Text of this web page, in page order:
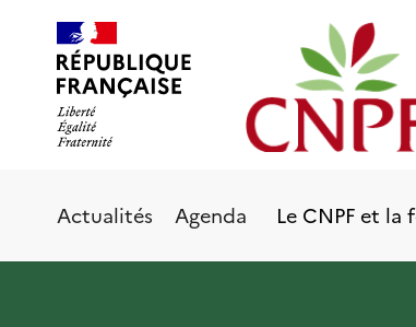
contenu
principal
Actualités Agenda Le CNPF et la